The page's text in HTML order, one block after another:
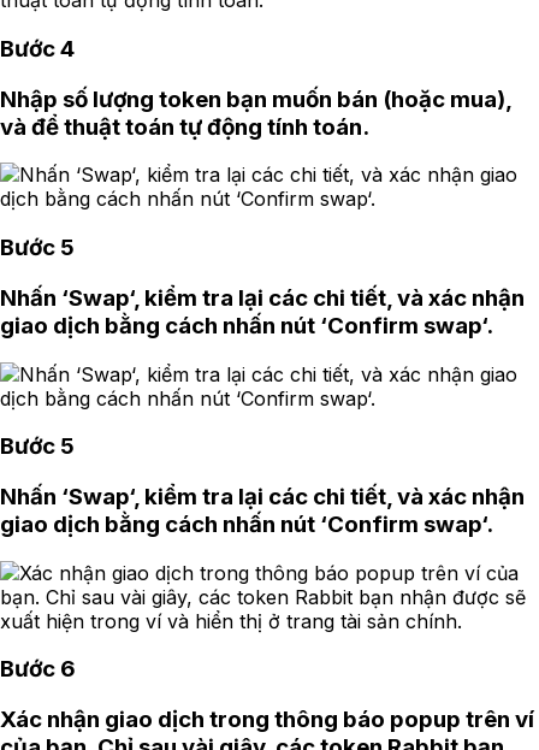
Bước 4
Nhập số lượng token bạn muốn bán (hoặc mua),
và để thuật toán tự động tính toán.
Bước 5
Nhấn ‘Swap‘, kiểm tra lại các chi tiết, và xác nhận
giao dịch bằng cách nhấn nút ‘Confirm swap‘.
Bước 5
Nhấn ‘Swap‘, kiểm tra lại các chi tiết, và xác nhận
giao dịch bằng cách nhấn nút ‘Confirm swap‘.
Bước 6
Xác nhận giao dịch trong thông báo popup trên ví